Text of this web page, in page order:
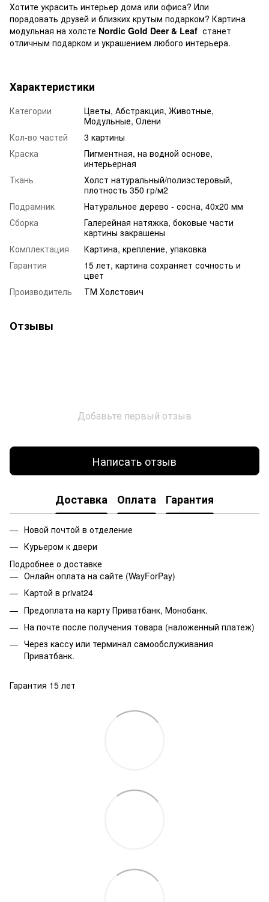
Хотите украсить интерьер дома или офиса? Или
порадовать друзей и близких крутым подарком? Картина
модульная на холсте Nordic Gold Deer & Leaf станет
отличным подарком и украшением любого интерьера.
Характеристики
Категории
Цветы, Абстракция, Животные,
Модульные, Олени
Кол-во частей
3 картины
Краска
Пигментная, на водной основе,
интерьерная
Ткань
Холст натуральный/полиэстеровый,
плотность 350 гр/м2
Подрамник
Натуральное дерево - сосна, 40x20 мм
Сборка
Галерейная натяжка, боковые части
картины закрашены
Комплектация
Картина, крепление, упаковка
Гарантия
15 лет, картина сохраняет сочность и
цвет
Производитель
ТМ Холстович
Отзывы
Добавьте первый отзыв
Написать отзыв
Доставка Оплата Гарантия
Новой почтой в отделение
Курьером к двери
Подробнее о доставке
Онлайн оплата на сайте (WayForPay)
Картой в privat24
Предоплата на карту Приватбанк, Монобанк.
На почте после получения товара (наложенный платеж)
Через кассу или терминал самообслуживания
Приватбанк.
Гарантия 15 лет